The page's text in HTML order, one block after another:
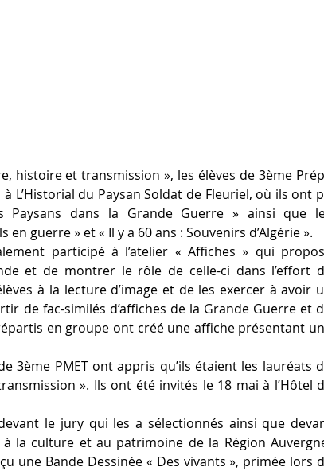
histoire et transmission », les élèves de 3ème
L’Historial du Paysan Soldat de Fleuriel, où ils ont
Paysans dans la Grande Guerre » ainsi que
guerre » et « Il y a 60 ans : Souvenirs d’Algérie ».
participé à l’atelier « Affiches » qui
et de montrer le rôle de celle-ci dans l’effort
à la lecture d’image et de les exercer à avoir
de fac-similés d’affiches de la Grande Guerre et
en groupe ont créé une affiche présentant
3ème PMET ont appris qu’ils étaient les lauréats
». Ils ont été invités le 18 mai à l’Hôtel
le jury qui les a sélectionnés ainsi que
à la culture et au patrimoine de la Région
une Bande Dessinée « Des vivants », primée lors